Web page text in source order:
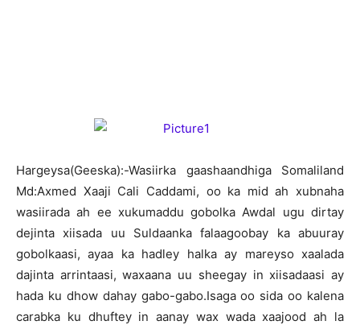
Hargeysa(Geeska):-Wasiirka gaashaandhiga Somaliland
Md:Axmed Xaaji Cali Caddami, oo ka mid ah xubnaha
wasiirada ah ee xukumaddu gobolka Awdal ugu dirtay
dejinta xiisada uu Suldaanka falaagoobay ka abuuray
gobolkaasi, ayaa ka hadley halka ay mareyso xaalada
dajinta arrintaasi, waxaana uu sheegay in xiisadaasi ay
hada ku dhow dahay gabo-gabo.Isaga oo sida oo kalena
carabka ku dhuftey in aanay wax wada xaajood ah la